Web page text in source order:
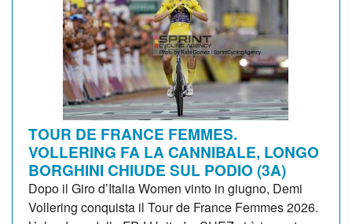
TOUR DE FRANCE FEMMES.
VOLLERING FA LA CANNIBALE, LONGO
BORGHINI CHIUDE SUL PODIO (3A)
Dopo il Giro d’Italia Women vinto in giugno, Demi
Vollering conquista il Tour de France Femmes 2026.